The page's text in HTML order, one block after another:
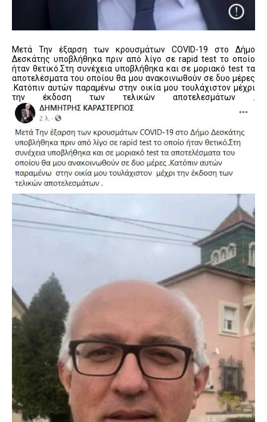
Μετά Την έξαρση των κρουσμάτων COVID-19 στο Δήμο
Δεσκάτης υποβλήθηκα πριν από λίγο σε rapid test το οποίο
ήταν θετικό.Στη συνέχεια υποβλήθηκα και σε μοριακό test τα
αποτελέσματα του οποίου θα μου ανακοινωθούν σε δυο μέρες
.Κατόπιν αυτών παραμένω στην οικία μου τουλάχιστον μέχρι
την έκδοση των τελικών αποτελεσμάτων .